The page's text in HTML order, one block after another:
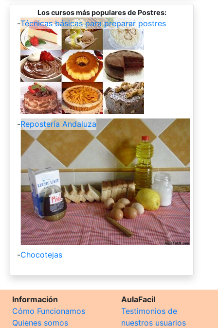
Los cursos más populares de Postres:
-Técnicas básicas para preparar postres
-Repostería Andaluza
-Chocotejas
Información
Cómo Funcionamos
Quienes somos
AulaFacil
Testimonios de
nuestros usuarios